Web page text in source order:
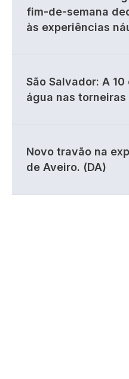
fim-de-semana
às experiências
São Salvador: A
água nas
Novo travão na
de Aveiro. (DA)